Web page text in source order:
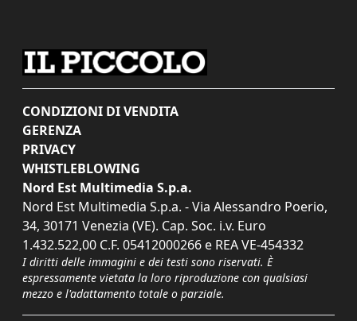
CONDIZIONI DI VENDITA
GERENZA
PRIVACY
WHISTLEBLOWING
Nord Est Multimedia S.p.a.
Nord Est Multimedia S.p.a. - Via Alessandro Poerio,
34, 30171 Venezia (VE). Cap. Soc. i.v. Euro
1.432.522,00 C.F. 05412000266 e REA VE-454332
I diritti delle immagini e dei testi sono riservati. È
espressamente vietata la loro riproduzione con qualsiasi
mezzo e l'adattamento totale o parziale.